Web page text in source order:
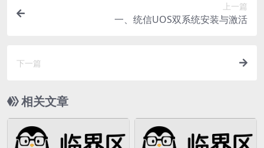
上一篇
一、统信UOS双系统安装与激活
下一篇
相关文章